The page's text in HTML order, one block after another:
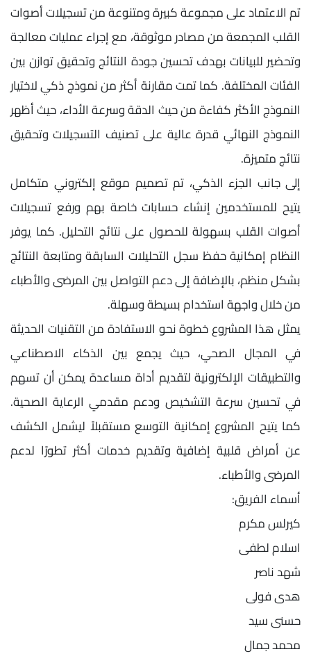
تم الاعتماد على مجموعة كبيرة ومتنوعة من تسجيلات أصوات
القلب المجمعة من مصادر موثوقة، مع إجراء عمليات معالجة
وتحضير للبيانات بهدف تحسين جودة النتائج وتحقيق توازن بين
الفئات المختلفة. كما تمت مقارنة أكثر من نموذج ذكي لاختيار
النموذج الأكثر كفاءة من حيث الدقة وسرعة الأداء، حيث أظهر
النموذج النهائي قدرة عالية على تصنيف التسجيلات وتحقيق
نتائج متميزة.
إلى جانب الجزء الذكي، تم تصميم موقع إلكتروني متكامل
يتيح للمستخدمين إنشاء حسابات خاصة بهم ورفع تسجيلات
أصوات القلب بسهولة للحصول على نتائج التحليل. كما يوفر
النظام إمكانية حفظ سجل التحليلات السابقة ومتابعة النتائج
بشكل منظم، بالإضافة إلى دعم التواصل بين المرضى والأطباء
من خلال واجهة استخدام بسيطة وسهلة.
يمثل هذا المشروع خطوة نحو الاستفادة من التقنيات الحديثة
في المجال الصحي، حيث يجمع بين الذكاء الاصطناعي
والتطبيقات الإلكترونية لتقديم أداة مساعدة يمكن أن تسهم
في تحسين سرعة التشخيص ودعم مقدمي الرعاية الصحية.
كما يتيح المشروع إمكانية التوسع مستقبلاً ليشمل الكشف
عن أمراض قلبية إضافية وتقديم خدمات أكثر تطورًا لدعم
المرضى والأطباء.
أسماء الفريق:
كيرلس مكرم
اسلام لطفى
شهد ناصر
هدى فولى
حسنى سيد
محمد جمال